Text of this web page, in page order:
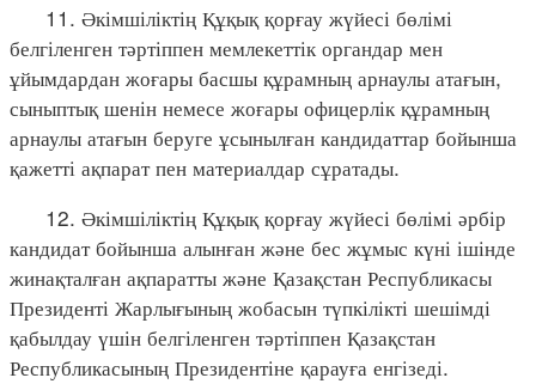
11. Әкімшіліктің Құқық қорғау жүйесі бөлімі
белгіленген тәртіппен мемлекеттік органдар мен
ұйымдардан жоғары басшы құрамның арнаулы атағын,
сыныптық шенін немесе жоғары офицерлік құрамның
арнаулы атағын беруге ұсынылған кандидаттар бойынша
қажетті ақпарат пен материалдар сұратады.
12. Әкімшіліктің Құқық қорғау жүйесі бөлімі әрбір
кандидат бойынша алынған және бес жұмыс күні ішінде
жинақталған ақпаратты және Қазақстан Республикасы
Президенті Жарлығының жобасын түпкілікті шешімді
қабылдау үшін белгіленген тәртіппен Қазақстан
Республикасының Президентіне қарауға енгізеді.